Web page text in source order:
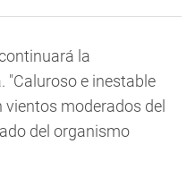
la
"Caluroso e inestable
moderados del
del organismo